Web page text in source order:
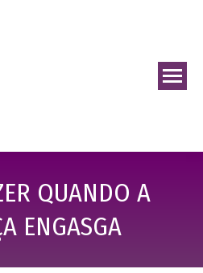
QUANDO A
ENGASGA